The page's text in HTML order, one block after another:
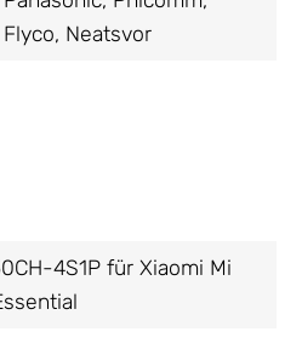
Flyco, Neatsvor
4S1P für Xiaomi Mi